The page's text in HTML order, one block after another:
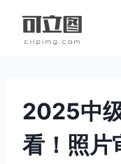
2025中
看！照片